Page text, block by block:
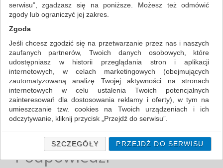
FILTRY
WIĘCEJ
Zakres cenowy
MIN:
MAX:
ODZNACZ
Nie odnaleziono produktów wg przyjętych kryteriów
lub podana fraza "" nie została odnaleziona.
Podpowiedzi
serwisu”, zgadzasz się na poniższe. Możesz też odmówić
zgody lub ograniczyć jej zakres.
Zgoda
Jeśli chcesz zgodzić się na przetwarzanie przez nas i naszych
zaufanych partnerów, Twoich danych osobowych, które
udostępniasz w historii przeglądania stron i aplikacji
internetowych, w celach marketingowych (obejmujących
zautomatyzowaną analizę Twojej aktywności na stronach
internetowych w celu ustalenia Twoich potencjalnych
zainteresowań dla dostosowania reklamy i oferty), w tym na
umieszczanie tzw. cookies na Twoich urządzeniach i ich
odczytywanie, kliknij przycisk „Przejdź do serwisu”.
Jeśli nie chcesz wyrazić zgody lub ograniczyć jej zakres, kliknij
„Szczegóły”, gdzie znajdziesz wszelkie informacje o tym jak to
zrobić . Te same informacje znajdziesz także na podstronie z
naszą polityką prywatności obowiązującą od 25 maja 2018.
SZCZEGÓŁY PRZEJDŹ DO SERWISU